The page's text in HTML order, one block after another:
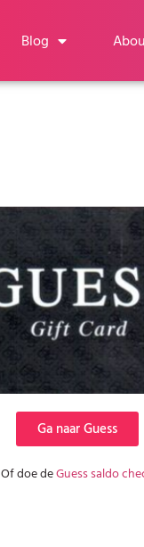
Blog
Ga naar Guess
Of doe deGuess saldo